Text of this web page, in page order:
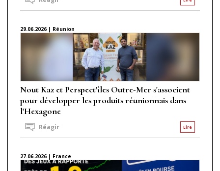
29.06.2026 | Réunion
Nout Kaz et Perspect'îles Outre-Mer s'associent
pour développer les produits réunionnais dans
l'Hexagone
Lire
Réagir
27.06.2026 | France